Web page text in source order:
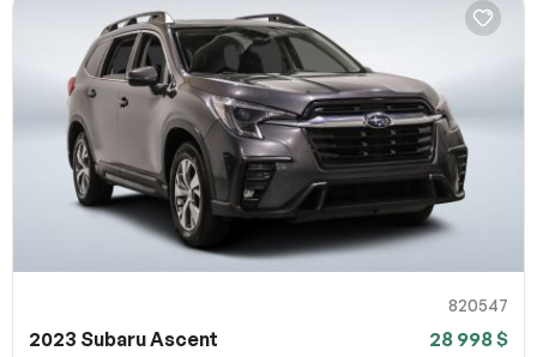
820547
2023 Subaru Ascent 28 998 $